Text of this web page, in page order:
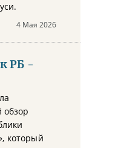
4 Мая 2026
РБ -
который